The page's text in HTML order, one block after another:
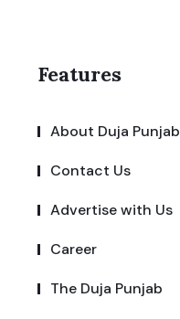
Features
About Duja Punjab
Contact Us
Advertise with Us
Career
The Duja Punjab